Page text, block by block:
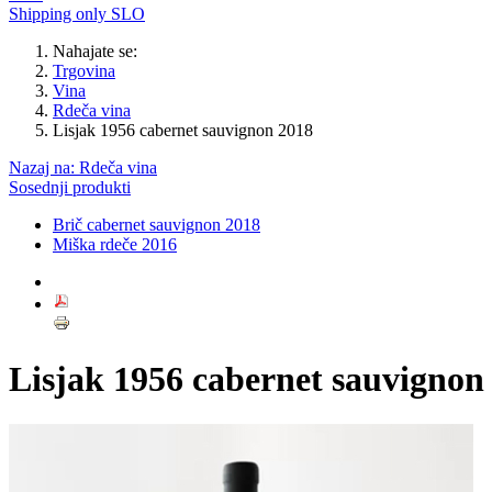
Shipping only SLO
Nahajate se:
Trgovina
Vina
Rdeča vina
Lisjak 1956 cabernet sauvignon 2018
Nazaj na: Rdeča vina
Sosednji produkti
Brič cabernet sauvignon 2018
Miška rdeče 2016
Lisjak 1956 cabernet sauvignon